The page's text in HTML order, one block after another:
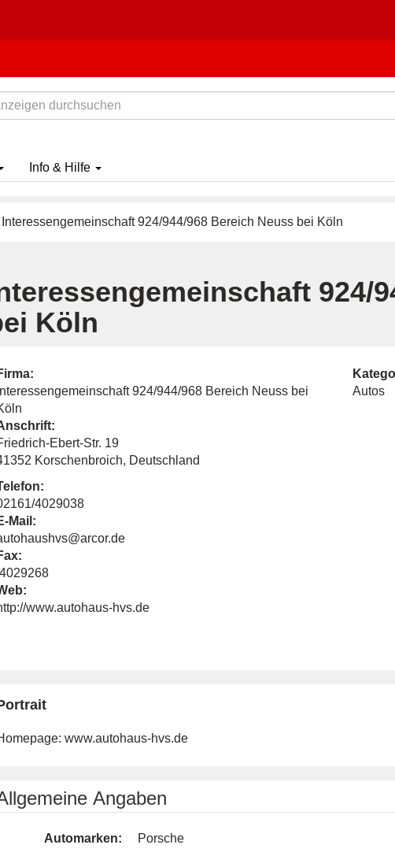
Info & Hilfe
Interessengemeinschaft 924/944/968 Bereich Neuss bei Köln
924/
Köln
Interessengemeinschaft 924/944/968 Bereich Neuss bei
Ebert-Str. 19
Korschenbroich, Deutschland
4029038
Mail:
www.autohaus-hvs.de
Autos
www.autohaus-hvs.de
Angaben
Automarken: Porsche